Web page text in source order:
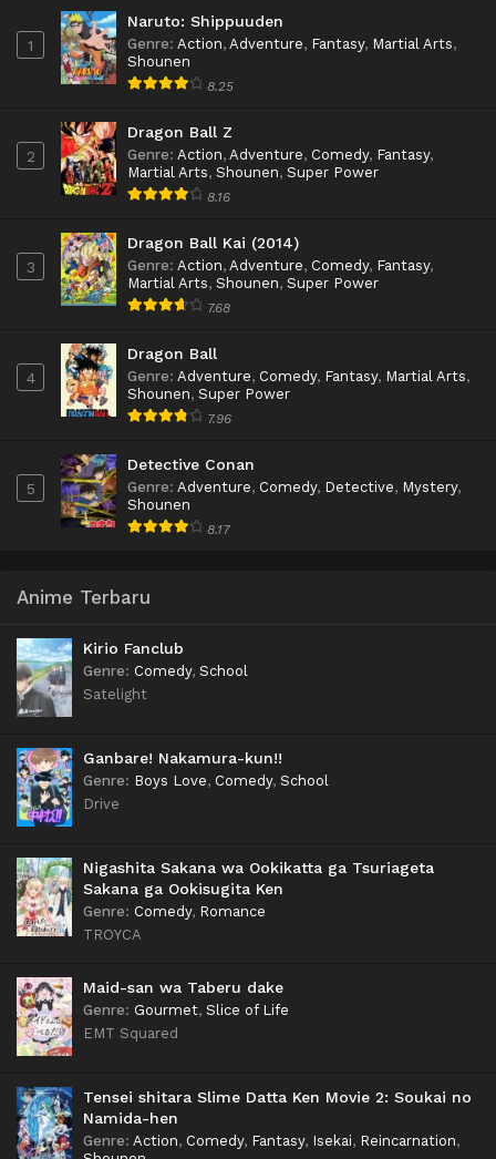
1
Naruto: Shippuuden
Genre: Action, Adventure, Fantasy, Martial Arts,
Shounen
8.25
2
Dragon Ball Z
Genre: Action, Adventure, Comedy, Fantasy,
Martial Arts, Shounen, Super Power
8.16
3
Dragon Ball Kai (2014)
Genre: Action, Adventure, Comedy, Fantasy,
Martial Arts, Shounen, Super Power
7.68
4
Dragon Ball
Genre: Adventure, Comedy, Fantasy, Martial Arts,
Shounen, Super Power
7.96
5
Detective Conan
Genre: Adventure, Comedy, Detective, Mystery,
Shounen
8.17
Anime Terbaru
Kirio Fanclub
Genre: Comedy, School
Satelight
Ganbare! Nakamura-kun!!
Genre: Boys Love, Comedy, School
Drive
Nigashita Sakana wa Ookikatta ga Tsuriageta
Sakana ga Ookisugita Ken
Genre: Comedy, Romance
TROYCA
Maid-san wa Taberu dake
Genre: Gourmet, Slice of Life
EMT Squared
Tensei shitara Slime Datta Ken Movie 2: Soukai no
Namida-hen
Genre: Action, Comedy, Fantasy, Isekai, Reincarnation,